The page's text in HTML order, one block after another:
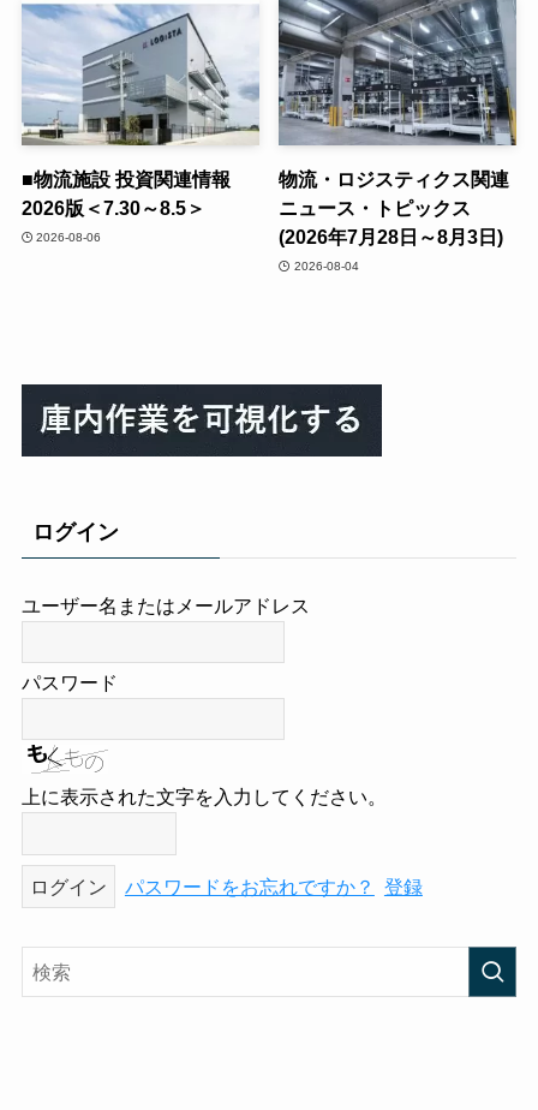
■物流施設 投資関連情報
2026版＜7.30～8.5＞
2026-08-06
物流・ロジスティクス関連
ニュース・トピックス
(2026年7月28日～8月3日)
2026-08-04
ログイン
ユーザー名またはメールアドレス
パスワード
上に表示された文字を入力してください。
パスワードをお忘れですか？ 登録